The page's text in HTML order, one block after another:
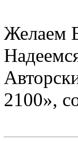
Желаем
2100»,